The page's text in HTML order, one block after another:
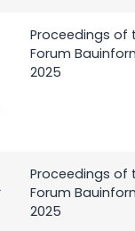
Proceedings of
Forum
2025
Proceedings of
Forum
2025